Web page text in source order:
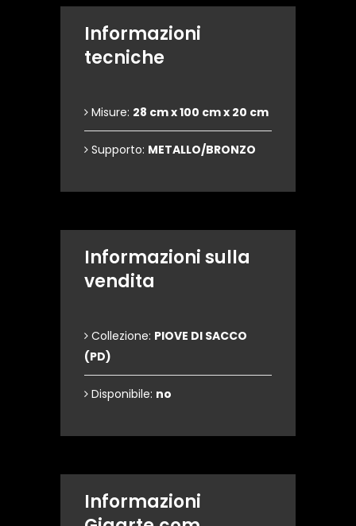
Informazioni
tecniche
Misure: 28 cm x 100 cm x 20 cm
Supporto: METALLO/BRONZO
Informazioni sulla
vendita
Collezione: PIOVE DI SACCO
(PD)
Disponibile: no
Informazioni